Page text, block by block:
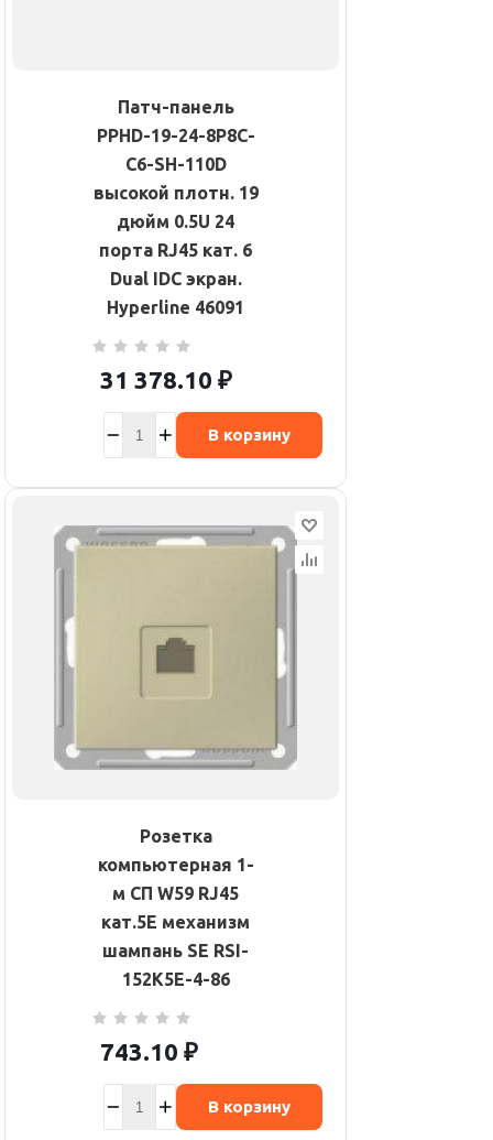
Патч-панель
PPHD-19-24-8P8C-
C6-SH-110D
высокой плотн. 19
дюйм 0.5U 24
порта RJ45 кат. 6
Dual IDC экран.
Hyperline 46091
31 378.10 ₽
В корзину
Розетка
компьютерная 1-
м СП W59 RJ45
кат.5E механизм
шампань SE RSI-
152K5E-4-86
743.10 ₽
В корзину